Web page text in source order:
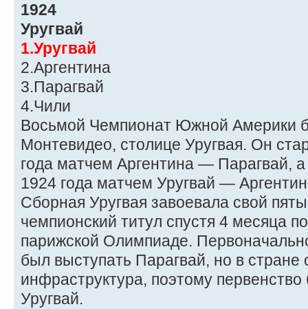
1924
Уругвай
1.Уругвай
2.Аргентина
3.Парагвай
4.Чили
Восьмой Чемпионат Южной Америки
Монтевидео, столице Уругвая. Он
года матчем Аргентина — Парагвай,
1924 года матчем Уругвай —
Сборная Уругвая завоевала свой
чемпионский титул спустя 4 месяца
парижской Олимпиаде.
был выступать Парагвай, но в стране
инфраструктура, поэтому
Уругвай.